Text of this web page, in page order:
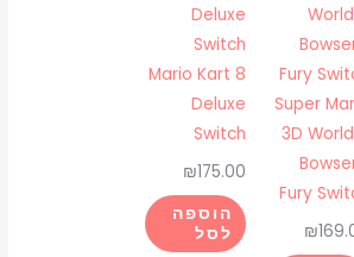
Super
3D
Fury
₪
Mario Kart 8
Deluxe
Switch
₪175.00
הוספה
לסל